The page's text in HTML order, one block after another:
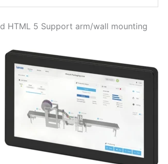
HTML 5 Support arm/wall mounting